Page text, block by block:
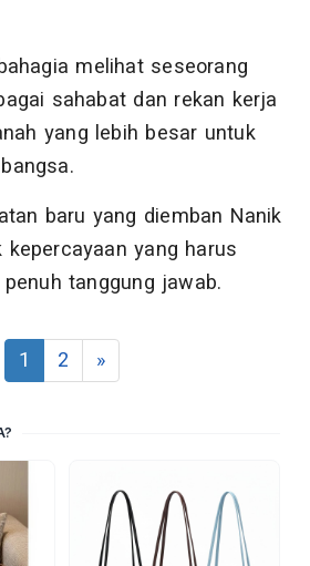
melihat seseorang
sahabat dan rekan kerja
yang lebih besar untuk
baru yang diemban Nanik
yang harus
tanggung jawab.
1 2 »